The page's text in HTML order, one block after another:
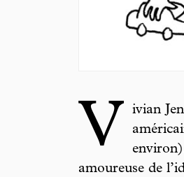
V
ivian
amoureuse de